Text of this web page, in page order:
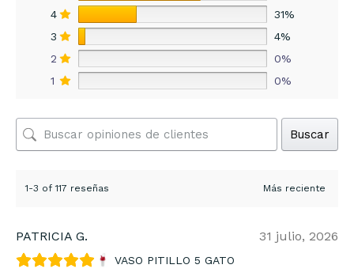
4
31%
3
4%
2
0%
1
0%
Buscar
1-3 of 117 reseñas
PATRICIA G. 31 julio, 2026
VASO PITILLO 5 GATO